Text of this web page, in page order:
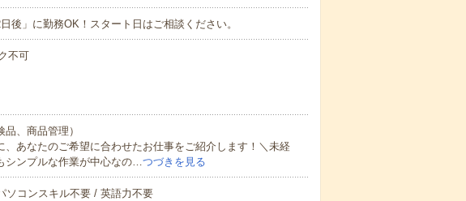
」に勤務OK！スタート日はご相談ください。
不可
、商品管理）
あなたのご希望に合わせたお仕事をご紹介します！＼未経
シンプルな作業が中心なの…つづきを見る
コンスキル不要 / 英語力不要